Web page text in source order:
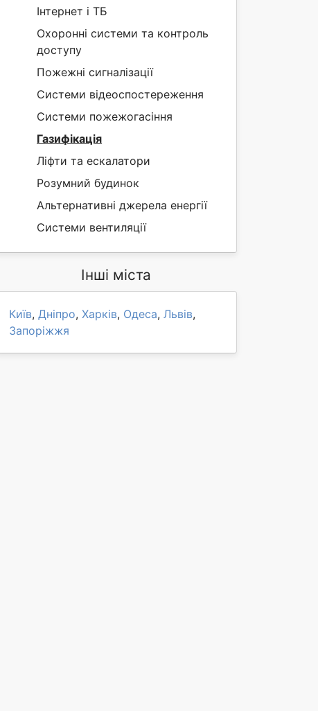
Інтернет і ТБ
Охоронні системи та контроль
доступу
Пожежні сигналізації
Системи відеоспостереження
Системи пожежогасіння
Газифікація
Ліфти та ескалатори
Розумний будинок
Альтернативні джерела енергії
Системи вентиляції
Інші міста
Київ, Дніпро, Харків, Одеса, Львів,
Запоріжжя